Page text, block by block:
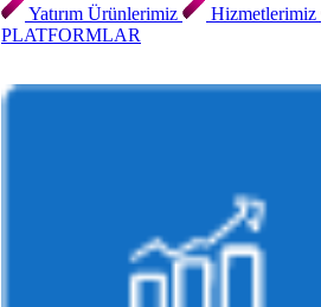
Yatırım Ürünlerimiz Hizmetlerimiz
PLATFORMLAR